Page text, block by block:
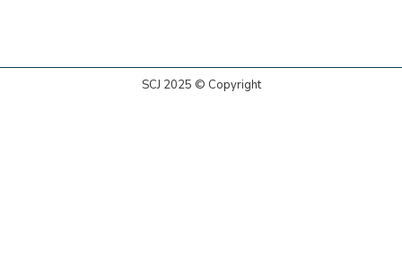
SCJ 2025 © Copyright